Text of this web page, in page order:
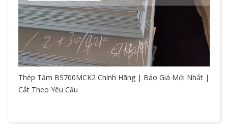
Thép Tấm BS700MCK2 Chính Hãng | Báo Giá Mới Nhất |
Cắt Theo Yêu Cầu